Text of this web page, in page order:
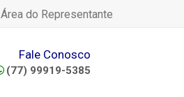
Área do Representante
Fale Conosco
(77) 99919-5385